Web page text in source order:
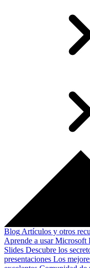
Blog Artículos y otros
Aprende a usar Microsoft
Slides Descubre los
presentaciones Los